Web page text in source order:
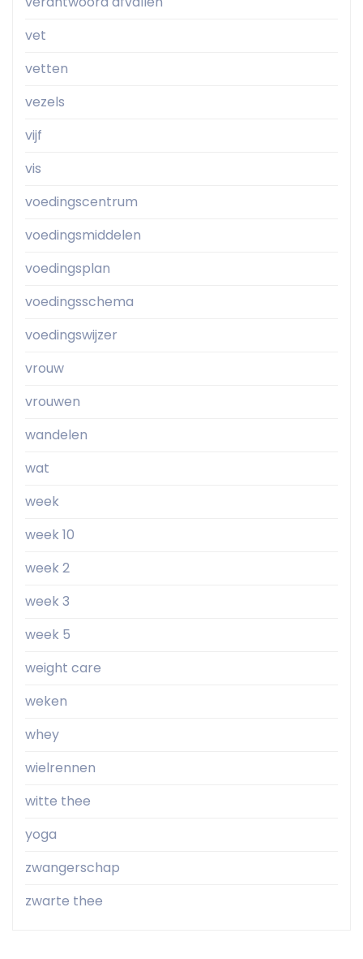
vet
vetten
vezels
vijf
vis
voedingscentrum
voedingsmiddelen
voedingsplan
voedingsschema
voedingswijzer
vrouw
vrouwen
wandelen
wat
week
week 10
week 2
week 3
week 5
weight care
weken
whey
wielrennen
witte thee
yoga
zwangerschap
zwarte thee